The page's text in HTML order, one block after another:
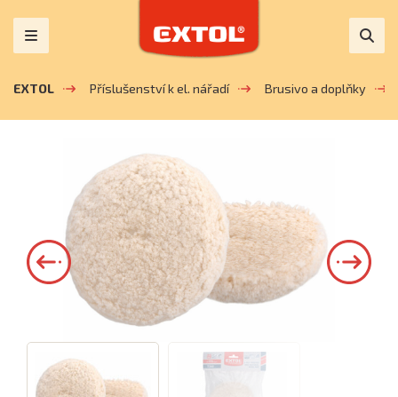
EXTOL Příslušenství k el. nářadí Brusivo a doplňky